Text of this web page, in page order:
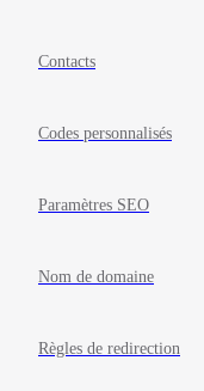
Contacts
Codes personnalisés
Paramètres SEO
Nom de domaine
Règles de redirection